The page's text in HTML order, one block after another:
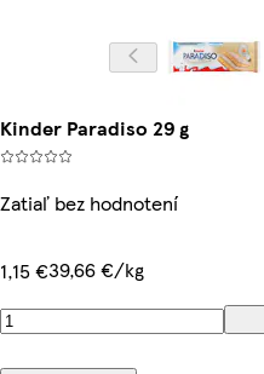
Kinder Paradiso 29 g
Zatiaľ bez hodnotení
1,15 €39,66 €/kg